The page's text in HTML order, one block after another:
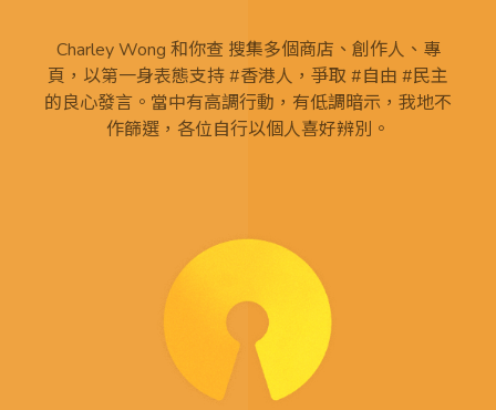
Charley Wong 和你查 搜集多個商店、創作人、專
頁，以第一身表態支持 #香港人，爭取 #自由 #民主
的良心發言。當中有高調行動，有低調暗示，我地不
作篩選，各位自行以個人喜好辨別。